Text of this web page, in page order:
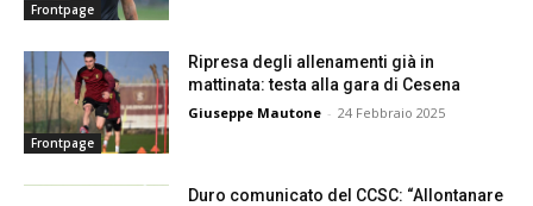
Frontpage
Frontpage
Ripresa degli allenamenti già in
mattinata: testa alla gara di Cesena
Giuseppe Mautone - 24 Febbraio 2025
Duro comunicato del CCSC: “Allontanare